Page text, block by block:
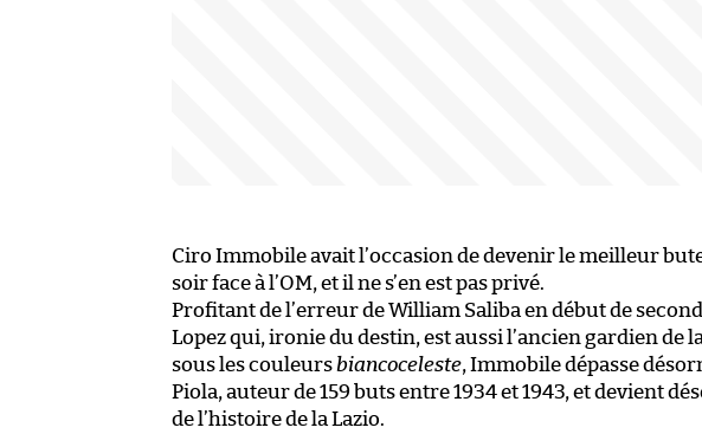
Ciro Immobile avait l’occasion de devenir le meilleur
soir face à l’OM, et il ne s’en est pas privé.
Profitant de l’erreur de William Saliba en début de
Lopez qui, ironie du destin, est aussi l’ancien gardien de
sous les couleurs biancoceleste, Immobile dépasse
Piola, auteur de 159 buts entre 1934 et 1943, et devient
de l’histoire de la Lazio.